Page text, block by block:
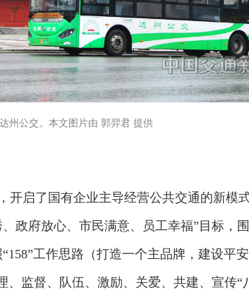
达州公交。本文图片由 郭羿君 提供
开启了国有企业主导经营公共交通的新模
政府放心、市民满意、员工幸福”目标，
工作思路（打造一个主品牌，建设平
、监督、队伍、激励、关爱、共建、宣传“